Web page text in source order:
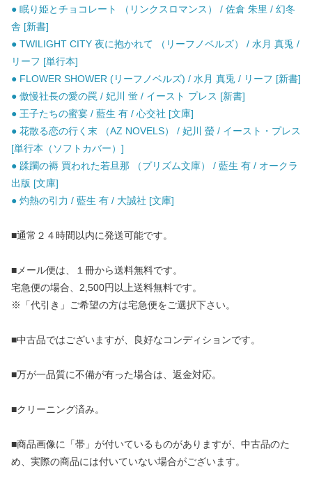
● 眠り姫とチョコレート （リンクスロマンス） / 佐倉 朱里 / 幻冬
舎 [新書]
● TWILIGHT CITY 夜に抱かれて （リーフノベルズ） / 水月 真兎 /
リーフ [単行本]
● FLOWER SHOWER (リーフノベルズ) / 水月 真兎 / リーフ [新書]
● 傲慢社長の愛の罠 / 妃川 蛍 / イースト プレス [新書]
● 王子たちの蜜宴 / 藍生 有 / 心交社 [文庫]
● 花散る恋の行く末 （AZ NOVELS） / 妃川 螢 / イースト・プレス
[単行本（ソフトカバー）]
● 蹂躙の褥 買われた若旦那 （プリズム文庫） / 藍生 有 / オークラ
出版 [文庫]
● 灼熱の引力 / 藍生 有 / 大誠社 [文庫]
■通常２４時間以内に発送可能です。
■メール便は、１冊から送料無料です。
宅急便の場合、2,500円以上送料無料です。
※「代引き」ご希望の方は宅急便をご選択下さい。
■中古品ではございますが、良好なコンディションです。
■万が一品質に不備が有った場合は、返金対応。
■クリーニング済み。
■商品画像に「帯」が付いているものがありますが、中古品のた
め、実際の商品には付いていない場合がございます。